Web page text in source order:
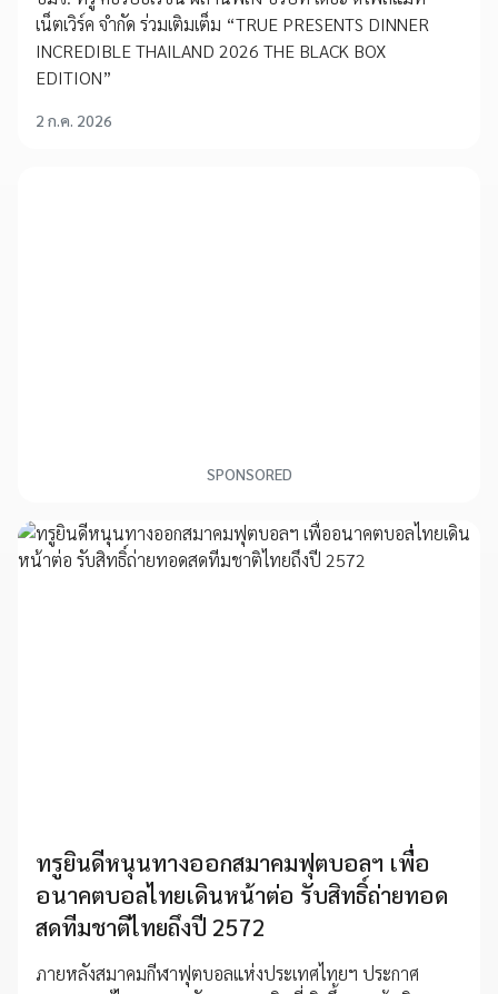
เน็ตเวิร์ค จำกัด ร่วมเติมเต็ม “TRUE PRESENTS DINNER
INCREDIBLE THAILAND 2026 THE BLACK BOX
EDITION”
2 ก.ค. 2026
SPONSORED
ทรูยินดีหนุนทางออกสมาคมฟุตบอลฯ เพื่อ
อนาคตบอลไทยเดินหน้าต่อ รับสิทธิ์ถ่ายทอด
สดทีมชาติไทยถึงปี 2572
ภายหลังสมาคมกีฬาฟุตบอลแห่งประเทศไทยฯ ประกาศ